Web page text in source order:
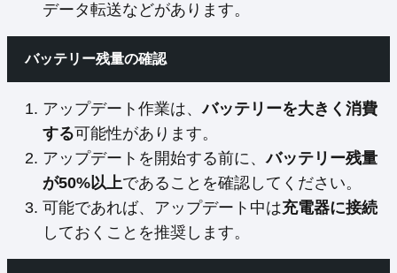
データ転送などがあります。
バッテリー残量の確認
アップデート作業は、バッテリーを大きく消費
する可能性があります。
アップデートを開始する前に、バッテリー残量
が50%以上であることを確認してください。
可能であれば、アップデート中は充電器に接続
しておくことを推奨します。